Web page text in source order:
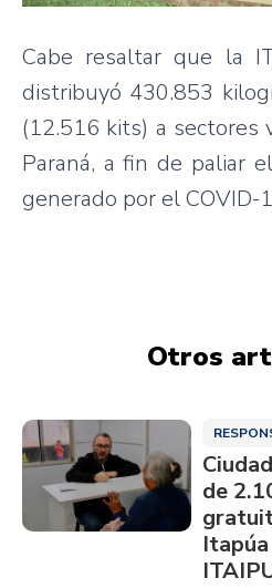
Cabe resaltar que la
distribuyó 430.853
(12.516 kits) a
Paraná, a fin de paliar
generado por el COVID-
Otros
de